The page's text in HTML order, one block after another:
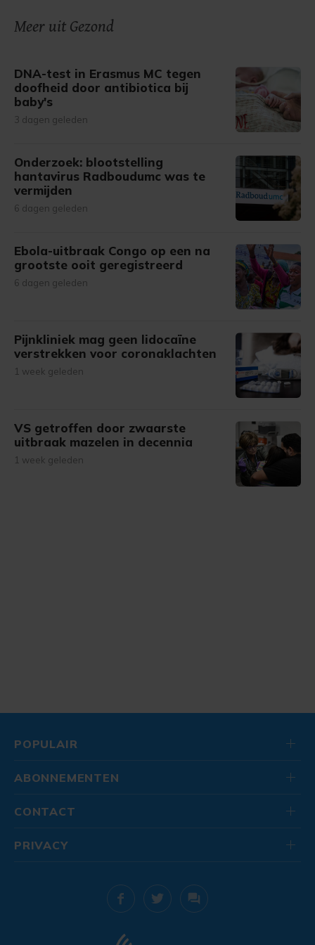
Meer uit Gezond
DNA-test in Erasmus MC tegen
doofheid door antibiotica bij
baby's
3 dagen geleden
Onderzoek: blootstelling
hantavirus Radboudumc was te
vermijden
6 dagen geleden
Ebola-uitbraak Congo op een na
grootste ooit geregistreerd
6 dagen geleden
Pijnkliniek mag geen lidocaïne
verstrekken voor coronaklachten
1 week geleden
VS getroffen door zwaarste
uitbraak mazelen in decennia
1 week geleden
POPULAIR
ABONNEMENTEN
CONTACT
PRIVACY